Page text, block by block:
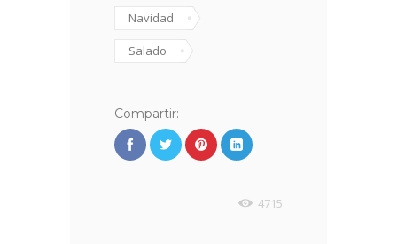
Navidad
Salado
Compartir:
4715